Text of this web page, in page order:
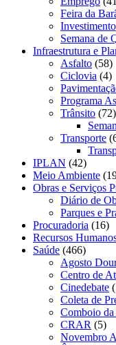
Feira da
Investimento
Semana de
Infraestrutura e
Asfalto (58)
Ciclovia (4)
Programa
Trânsito (72)
Transporte
IPLAN (42)
Meio Ambiente
Obras e Serviços
Diário de
Parques e
Procuradoria (16)
Recursos
Saúde (466)
Agosto
Centro de
Cinedebate
Coleta de
Comboio da
CRAR (5)
Novembro